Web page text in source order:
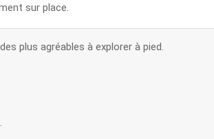
sur place.
plus agréables à explorer à pied.